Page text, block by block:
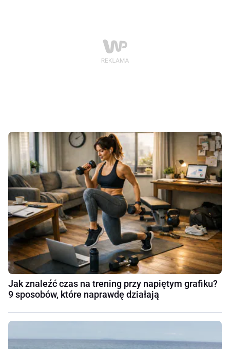
Jak znaleźć czas na trening przy napiętym grafiku?
9 sposobów, które naprawdę działają